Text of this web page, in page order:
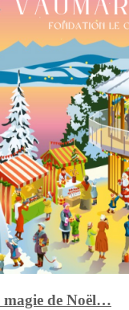
magie de Noël…